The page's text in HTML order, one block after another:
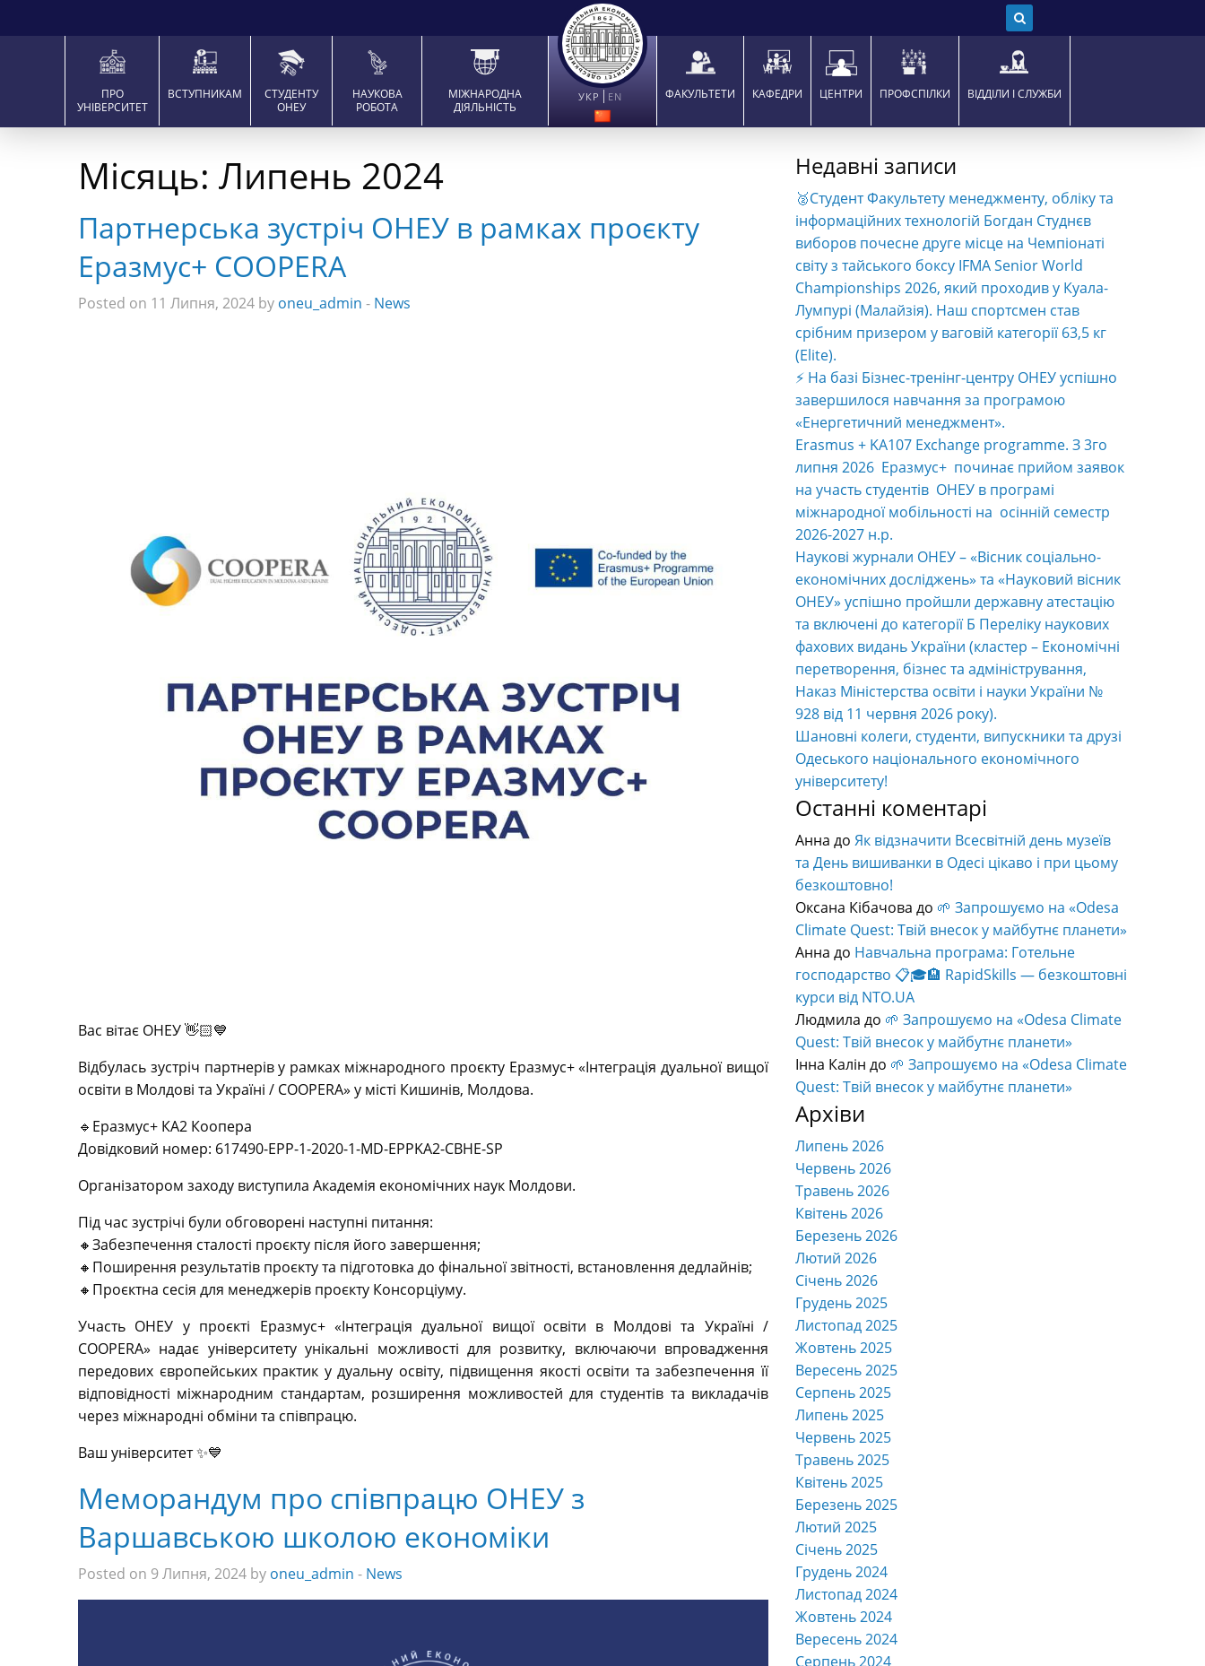
ПРО
УНІВЕРСИТЕТ
ВСТУПНИКАМ
СТУДЕНТУ
ОНЕУ
НАУКОВА
РОБОТА
МІЖНАРОДНА
ДІЯЛЬНІСТЬ
УКР EN ФАКУЛЬТЕТИ КАФЕДРИ ЦЕНТРИ ПРОФСПІЛКИ ВІДДІЛИ І СЛУЖБИ
Місяць: Липень 2024
Партнерська зустріч ОНЕУ в рамках проєкту
Еразмус+ COOPERA
Posted on 11 Липня, 2024 by oneu_admin - News
Вас вітає ОНЕУ 👋🏻💙
Відбулась зустріч партнерів у рамках міжнародного проєкту Еразмус+ «Інтеграція дуальної вищої
освіти в Молдові та Україні / COOPERA» у місті Кишинів, Молдова.
🔹Еразмус+ КА2 Коопера
Довідковий номер: 617490-EPP-1-2020-1-MD-EPPKA2-CBHE-SP
Організатором заходу виступила Академія економічних наук Молдови.
Під час зустрічі були обговорені наступні питання:
🔸Забезпечення сталості проєкту після його завершення;
🔸Поширення результатів проєкту та підготовка до фінальної звітності, встановлення дедлайнів;
🔸Проєктна сесія для менеджерів проєкту Консорціуму.
Участь ОНЕУ у проєкті Еразмус+ «Інтеграція дуальної вищої освіти в Молдові та Україні /
COOPERA» надає університету унікальні можливості для розвитку, включаючи впровадження
передових європейських практик у дуальну освіту, підвищення якості освіти та забезпечення її
відповідності міжнародним стандартам, розширення можливостей для студентів та викладачів
через міжнародні обміни та співпрацю.
Ваш університет ✨💙
Меморандум про співпрацю ОНЕУ з
Варшавською школою економіки
Posted on 9 Липня, 2024 by oneu_admin - News
Недавні записи
🥈Студент Факультету менеджменту, обліку та
інформаційних технологій Богдан Студнєв
виборов почесне друге місце на Чемпіонаті
світу з тайського боксу IFMA Senior World
Championships 2026, який проходив у Куала-
Лумпурі (Малайзія). Наш спортсмен став
срібним призером у ваговій категорії 63,5 кг
(Elite).
⚡️ На базі Бізнес-тренінг-центру ОНЕУ успішно
завершилося навчання за програмою
«Енергетичний менеджмент».
Erasmus + KA107 Exchange programme. З 3го
липня 2026 Еразмус+ починає прийом заявок
на участь студентів ОНЕУ в програмі
міжнародної мобільності на осінній семестр
2026-2027 н.р.
Наукові журнали ОНЕУ – «Вісник соціально-
економічних досліджень» та «Науковий вісник
ОНЕУ» успішно пройшли державну атестацію
та включені до категорії Б Переліку наукових
фахових видань України (кластер – Економічні
перетворення, бізнес та адміністрування,
Наказ Міністерства освіти і науки України №
928 від 11 червня 2026 року).
Шановні колеги, студенти, випускники та друзі
Одеського національного економічного
університету!
Останні коментарі
Анна доЯк відзначити Всесвітній день музеїв
та День вишиванки в Одесі цікаво і при цьому
безкоштовно!
Оксана Кібачова до 🌱 Запрошуємо на «Odesa
Climate Quest: Твій внесок у майбутнє планети»
Анна до Навчальна програма: Готельне
господарство 📋🎓🏨 RapidSkills — безкоштовні
курси від NTO.UA
Людмила до 🌱 Запрошуємо на «Odesa Climate
Quest: Твій внесок у майбутнє планети»
Інна Калін до 🌱 Запрошуємо на «Odesa Climate
Quest: Твій внесок у майбутнє планети»
Архіви
Липень 2026
Червень 2026
Травень 2026
Квітень 2026
Березень 2026
Лютий 2026
Січень 2026
Грудень 2025
Листопад 2025
Жовтень 2025
Вересень 2025
Серпень 2025
Липень 2025
Червень 2025
Травень 2025
Квітень 2025
Березень 2025
Лютий 2025
Січень 2025
Грудень 2024
Листопад 2024
Жовтень 2024
Вересень 2024
Серпень 2024